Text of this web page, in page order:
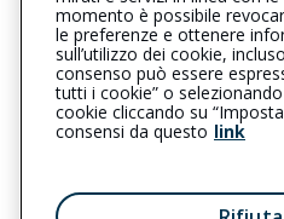
mdmsrl_pec@pec.it
L’intermediario è soggetto al
Registro RUI al seguentelink
Privacy | Cookie |
momento è possibile
le preferenze e ottenere
sull’utilizzo dei cookie,
consenso può essere
tutti i cookie” o
cookie cliccando su
consensi da questo link